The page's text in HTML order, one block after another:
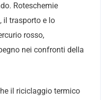
Roteschemie
il trasporto e lo
rosso,
nei confronti della
il riciclaggio termico